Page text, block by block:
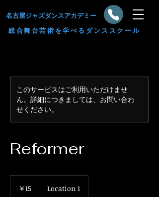
総合舞台芸術を学べるダンススクール
​名古屋ジャズダンスアカデミー
このサービスはご利用いただけませ
ん。詳細につきましては、お問い合わ
せください。
Reformer
￥15 Location 1